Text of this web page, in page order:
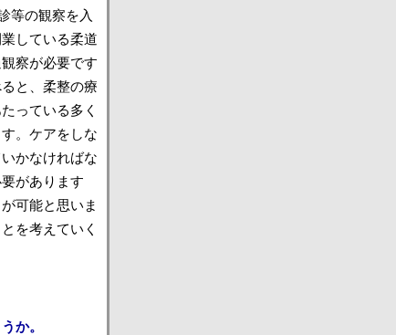
等の観察を入
している柔道
察が必要です
と、柔整の療
っている多く
。ケアをしな
かなければな
があります
可能と思いま
を考えていく
か。